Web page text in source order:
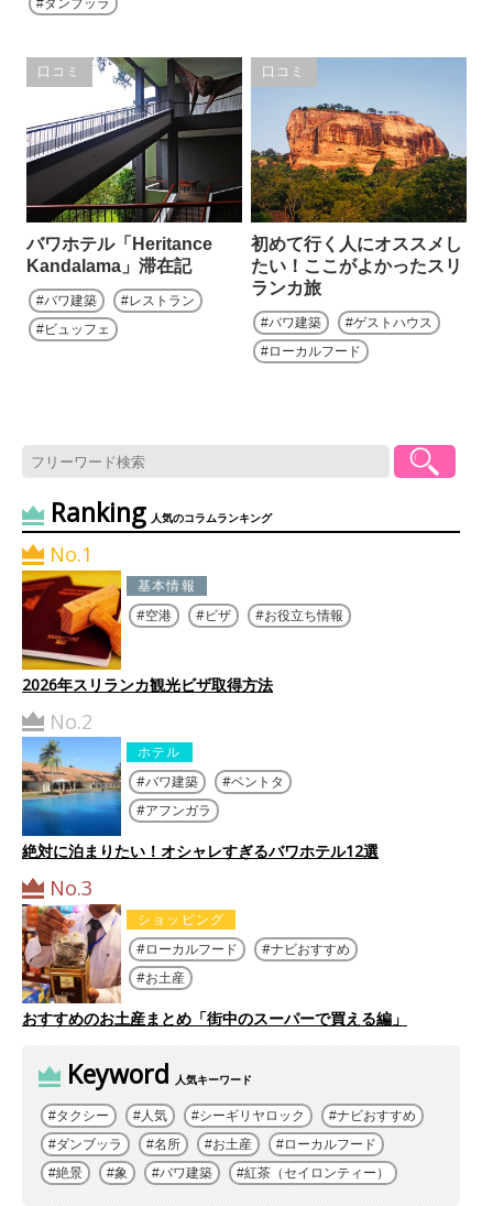
ダンブッラ
バワホテル「Heritance
Kandalama」滞在記
口コミ
バワ建築
レストラン
ビュッフェ
初めて行く人にオススメし
たい！ここがよかったスリ
ランカ旅
口コミ
バワ建築
ゲストハウス
ローカルフード
Ranking 人気のコラムランキング
No.1
基本情報
空港
ビザ お役立ち情報
2026年スリランカ観光ビザ取得方法
No.2
ホテル
バワ建築
ベントタ
アフンガラ
絶対に泊まりたい！オシャレすぎるバワホテル12選
No.3
ショッピング
ローカルフード
ナビおすすめ
お土産
おすすめのお土産まとめ「街中のスーパーで買える編」
Keyword 人気キーワード
タクシー 人気 シーギリヤロック
ナビおすすめ
ダンブッラ
名所 お土産
ローカルフード
絶景
象 バワ建築 紅茶（セイロンティー）